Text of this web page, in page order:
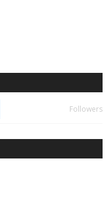
Followers